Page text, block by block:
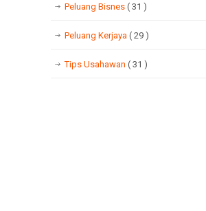
Peluang Bisnes ( 31 )
Peluang Kerjaya ( 29 )
Tips Usahawan ( 31 )